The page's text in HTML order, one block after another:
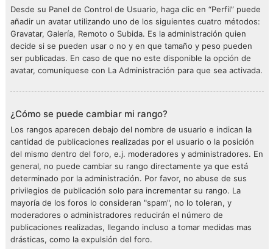
Desde su Panel de Control de Usuario, haga clic en “Perfil” puede
añadir un avatar utilizando uno de los siguientes cuatro métodos:
Gravatar, Galería, Remoto o Subida. Es la administración quien
decide si se pueden usar o no y en que tamaño y peso pueden
ser publicadas. En caso de que no este disponible la opción de
avatar, comuníquese con La Administración para que sea activada.
¿Cómo se puede cambiar mi rango?
Los rangos aparecen debajo del nombre de usuario e indican la
cantidad de publicaciones realizadas por el usuario o la posición
del mismo dentro del foro, e.j. moderadores y administradores. En
general, no puede cambiar su rango directamente ya que está
determinado por la administración. Por favor, no abuse de sus
privilegios de publicación solo para incrementar su rango. La
mayoría de los foros lo consideran "spam", no lo toleran, y
moderadores o administradores reducirán el número de
publicaciones realizadas, llegando incluso a tomar medidas mas
drásticas, como la expulsión del foro.